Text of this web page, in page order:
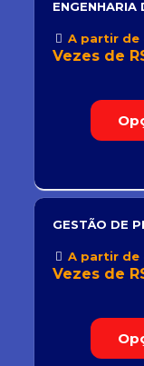
ENGENHARIA
A partir de
Vezes de
GESTÃO DE
A partir de
Vezes de